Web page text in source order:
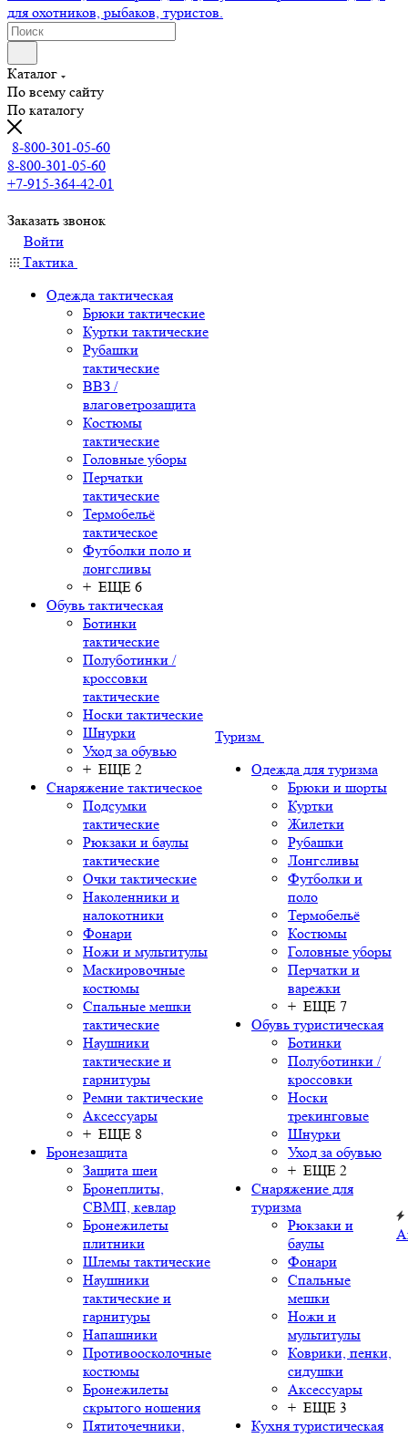
Каталог
По всему сайту
По каталогу
8-800-301-05-60
8-800-301-05-60
+7-915-364-42-01
Заказать звонок
Войти
Тактика
Одежда тактическая
Брюки тактические
Куртки тактические
Рубашки
тактические
ВВЗ /
влаговетрозащита
Костюмы
тактические
Головные уборы
Перчатки
тактические
Термобельё
тактическое
Футболки поло и
лонгсливы
+ ЕЩЕ 6
Обувь тактическая
Ботинки
тактические
Полуботинки /
кроссовки
тактические
Носки тактические
Шнурки
Уход за обувью
+ ЕЩЕ 2
Снаряжение тактическое
Подсумки
тактические
Рюкзаки и баулы
тактические
Очки тактические
Наколенники и
налокотники
Фонари
Ножи и мультитулы
Маскировочные
костюмы
Спальные мешки
тактические
Наушники
тактические и
гарнитуры
Ремни тактические
Аксессуары
+ ЕЩЕ 8
Бронезащита
Защита шеи
Бронеплиты,
СВМП, кевлар
Бронежилеты
плитники
Шлемы тактические
Наушники
тактические и
гарнитуры
Напашники
Противоосколочные
костюмы
Бронежилеты
скрытого ношения
Пятиточечники,
Туризм
Одежда для туризма
Брюки и шорты
Куртки
Жилетки
Рубашки
Лонгсливы
Футболки и
поло
Термобельё
Костюмы
Головные уборы
Перчатки и
варежки
+ ЕЩЕ 7
Обувь туристическая
Ботинки
Полуботинки /
кроссовки
Носки
трекинговые
Шнурки
Уход за обувью
+ ЕЩЕ 2
Снаряжение для
туризма
Рюкзаки и
баулы
Фонари
Спальные
мешки
Ножи и
мультитулы
Коврики, пенки,
сидушки
Аксессуары
+ ЕЩЕ 3
Кухня туристическая